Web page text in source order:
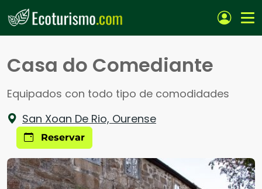
Pasar al contenido principal
Casa do Comediante
Equipados con todo tipo de comodidades
San Xoan De Rio, Ourense
Reservar